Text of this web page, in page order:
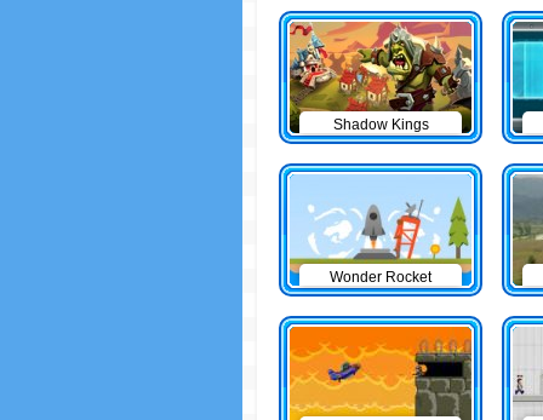
Shadow Kings
Wonder Rocket